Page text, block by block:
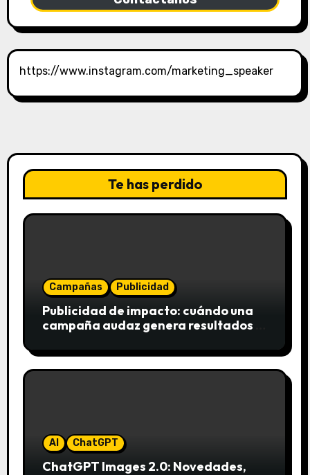
https://www.instagram.com/marketing_speaker
Te has perdido
Campañas Publicidad
Publicidad de impacto: cuándo una
campaña audaz genera resultados y
AI ChatGPT
ChatGPT Images 2.0: Novedades,